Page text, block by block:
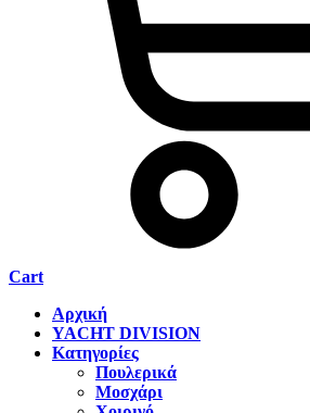
Cart
Αρχική
YACHT DIVISION
Κατηγορίες
Πουλερικά
Μοσχάρι